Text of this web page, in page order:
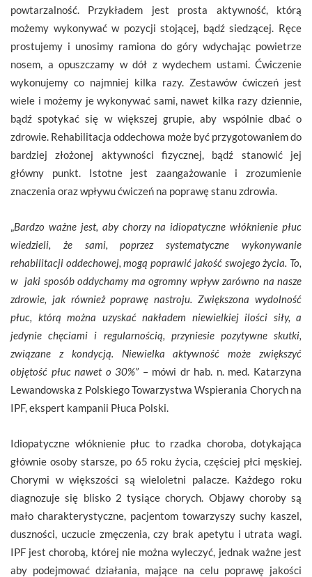
powtarzalność. Przykładem jest prosta aktywność, którą
możemy wykonywać w pozycji stojącej, bądź siedzącej. Ręce
prostujemy i unosimy ramiona do góry wdychając powietrze
nosem, a opuszczamy w dół z wydechem ustami. Ćwiczenie
wykonujemy co najmniej kilka razy. Zestawów ćwiczeń jest
wiele i możemy je wykonywać sami, nawet kilka razy dziennie,
bądź spotykać się w większej grupie, aby wspólnie dbać o
zdrowie. Rehabilitacja oddechowa może być przygotowaniem do
bardziej złożonej aktywności fizycznej, bądź stanowić jej
główny punkt. Istotne jest zaangażowanie i zrozumienie
znaczenia oraz wpływu ćwiczeń na poprawę stanu zdrowia.
Bardzo ważne jest, aby chorzy na idiopatyczne włóknienie płuc
wiedzieli, że sami, poprzez systematyczne wykonywanie
rehabilitacji oddechowej, mogą poprawić jakość swojego życia. To,
w jaki sposób oddychamy ma ogromny wpływ zarówno na nasze
zdrowie, jak również poprawę nastroju. Zwiększona wydolność
płuc, którą można uzyskać nakładem niewielkiej ilości siły, a
jedynie chęciami i regularnością, przyniesie pozytywne skutki,
związane z kondycją. Niewielka aktywność może zwiększyć
objętość płuc nawet o 30%”– mówi dr hab. n. med. Katarzyna
Lewandowska z Polskiego Towarzystwa Wspierania Chorych na
IPF, ekspert kampanii Płuca Polski.
Idiopatyczne włóknienie płuc to rzadka choroba, dotykająca
głównie osoby starsze, po 65 roku życia, częściej płci męskiej.
Chorymi w większości są wieloletni palacze. Każdego roku
diagnozuje się blisko 2 tysiące chorych. Objawy choroby są
mało charakterystyczne, pacjentom towarzyszy suchy kaszel,
duszności, uczucie zmęczenia, czy brak apetytu i utrata wagi.
IPF jest chorobą, której nie można wyleczyć, jednak ważne jest
aby podejmować działania, mające na celu poprawę jakości